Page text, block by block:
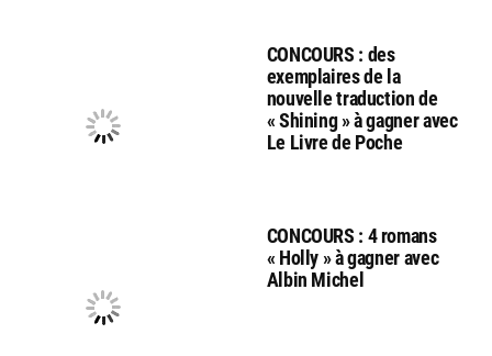
CONCOURS : des
exemplaires de la
nouvelle traduction de
« Shining » à gagner avec
Le Livre de Poche
CONCOURS : 4 romans
« Holly » à gagner avec
Albin Michel